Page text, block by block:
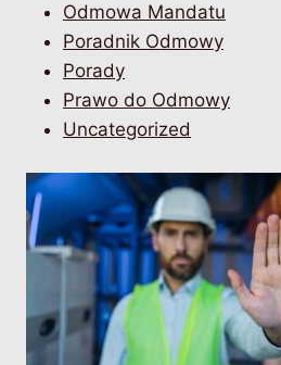
Odmowa Mandatu
Poradnik Odmowy
Porady
Prawo do Odmowy
Uncategorized